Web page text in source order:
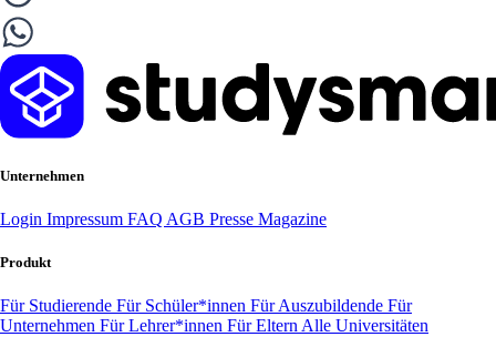
Unternehmen
Login Impressum FAQ AGB Presse Magazine
Produkt
Für Studierende Für Schüler*innen Für Auszubildende Für
Unternehmen Für Lehrer*innen Für Eltern Alle Universitäten